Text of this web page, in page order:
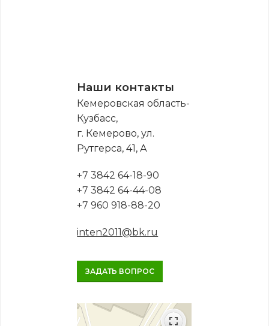
Наши контакты
Кемеровская область-
Кузбасс,
г. Кемерово, ул.
Рутгерса, 41, А
+7 3842 64-18-90
+7 3842 64-44-08
+7 960 918-88-20
inten2011@bk.ru
ЗАДАТЬ ВОПРОС